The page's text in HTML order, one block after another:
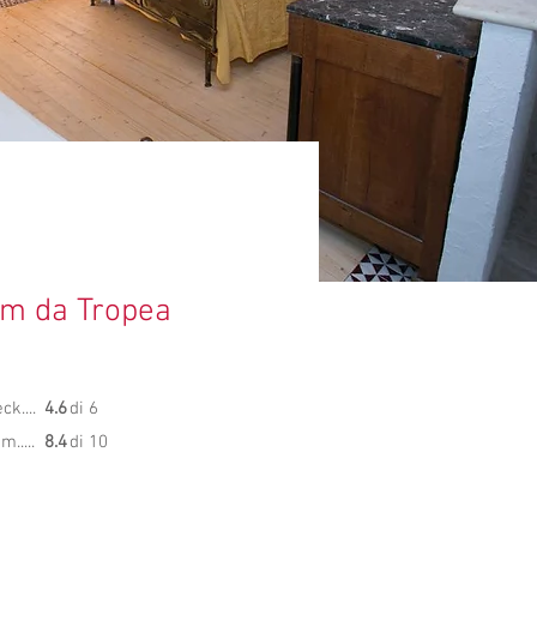
da Tropea
4.6di 6
8.4di 10